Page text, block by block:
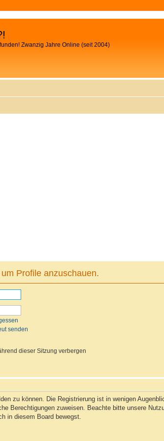
Zwanzig Jahre Online (seit 2004)
Profile anzuschauen.
senden
dieser Sitzung verbergen
zu können. Die Registrierung ist in wenigen
Berechtigungen zuweisen. Beachte bitte unsere
in diesem Board bewegst.